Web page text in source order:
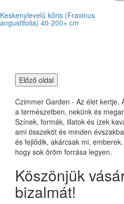
Keskenylevelű kőris (Fraxinus
angustifolia) 40-200+ cm
Czimmer Garden - Az élet kertje.
a természetben, nekünk és
Színek, formák, illatok és ízek
ami összeköt és minden
és fejlődik, akárcsak mi,
hogy sok öröm forrása legyen.
Köszönjük
bizalmát!